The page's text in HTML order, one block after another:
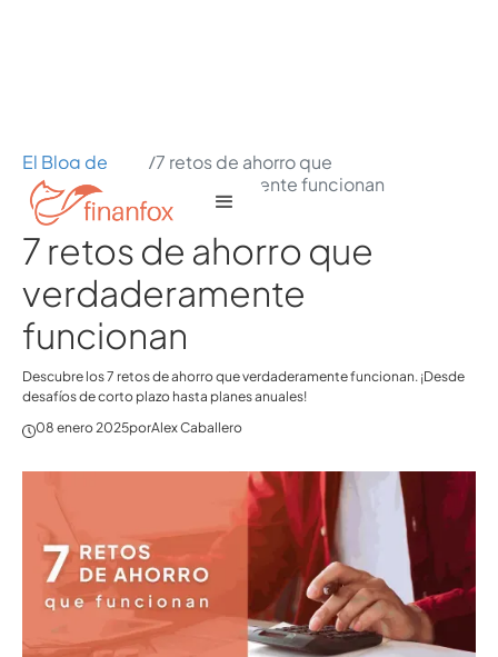
El Blog de
Finanfox
/7 retos de ahorro que
verdaderamente funcionan
7 retos de ahorro que
verdaderamente
funcionan
Descubre los 7 retos de ahorro que verdaderamente funcionan. ¡Desde
desafíos de corto plazo hasta planes anuales!
08 enero 2025porAlex Caballero